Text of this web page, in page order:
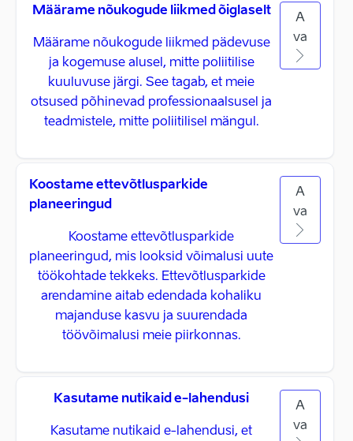
Määrame nõukogude liikmed õiglaselt
Määrame nõukogude liikmed pädevuse
ja kogemuse alusel, mitte poliitilise
kuuluvuse järgi. See tagab, et meie
otsused põhinevad professionaalsusel ja
teadmistele, mitte poliitilisel mängul.
A
va
Koostame ettevõtlusparkide
planeeringud
Koostame ettevõtlusparkide
planeeringud, mis looksid võimalusi uute
töökohtade tekkeks. Ettevõtlusparkide
arendamine aitab edendada kohaliku
majanduse kasvu ja suurendada
töövõimalusi meie piirkonnas.
A
va
Kasutame nutikaid e-lahendusi
Kasutame nutikaid e-lahendusi, et
A
va